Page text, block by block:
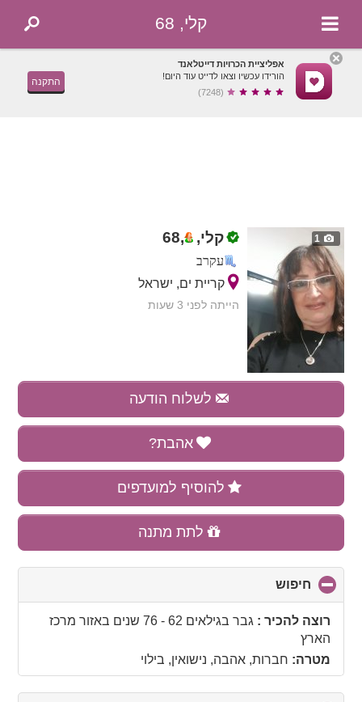
קלי, 68
אפליציית הכרויות דייטלאנד
הורידו עכשיו וצאו לדייט עוד היום!
(7248)
התקנה
1 קלי, ,
68
עקרב
קריית ים, ישראל
הייתה לפני 3 שעות
לשלוח הודעה
אהבת?
להוסיף למועדפים
לתת מתנה
חיפוש
to
collapseרוצה להכיר : גבר בגילאים 62 - 76 שנים באזור מרכז
הארץ
מטרה: חברות, אהבה, נישואין, בילוי